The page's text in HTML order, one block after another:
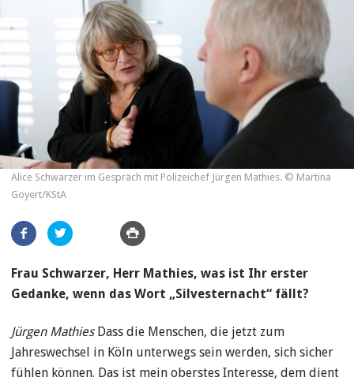
Alice Schwarzer im Gespräch mit Polizeichef Jürgen Mathies. © Martina
Goyert/KStA
Artikel
teilen
Frau Schwarzer, Herr Mathies, was ist Ihr erster
Gedanke, wenn das Wort „Silvesternacht“ fällt?
Jürgen MathiesDass die Menschen, die jetzt zum
Jahreswechsel in Köln unterwegs sein werden, sich sicher
fühlen können. Das ist mein oberstes Interesse, dem dient